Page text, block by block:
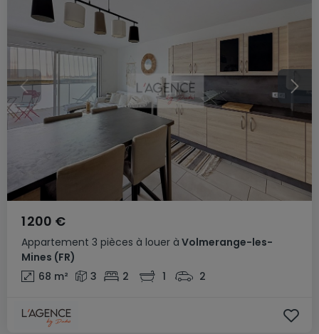
Appartement 3 pièces à louer à Volmerange-les-
Mines (FR)
1 200 €
68 m² 3 2 1 2